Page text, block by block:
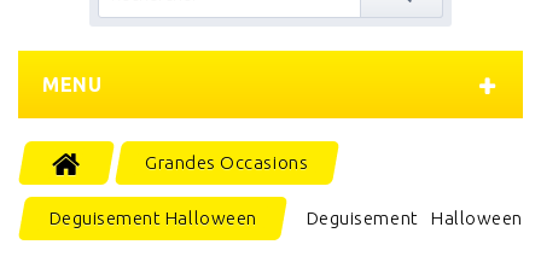
MENU
Grandes Occasions
Deguisement Halloween Deguisement Halloween